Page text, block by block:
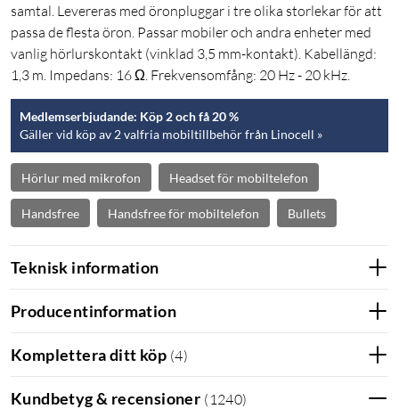
samtal. Levereras med öronpluggar i tre olika storlekar för att
passa de flesta öron. Passar mobiler och andra enheter med
vanlig hörlurskontakt (vinklad 3,5 mm-kontakt). Kabellängd:
1,3 m. Impedans: 16 Ω. Frekvensomfång: 20 Hz - 20 kHz.
Medlemserbjudande: Köp 2 och få 20 %
Gäller vid köp av 2 valfria mobiltillbehör från Linocell »
Hörlur med mikrofon Headset för mobiltelefon
Handsfree Handsfree för mobiltelefon Bullets
Teknisk information
Producentinformation
Komplettera ditt köp (4)
Kundbetyg & recensioner ( 1240)